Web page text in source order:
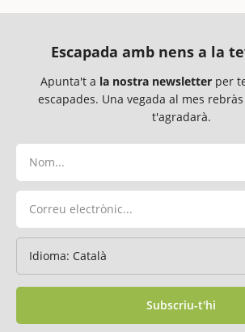
Escapada amb nens a la
Apunta't a la nostra newsletter per
escapades. Una vegada al mes
t'agradarà.
Subscriu-t'hi